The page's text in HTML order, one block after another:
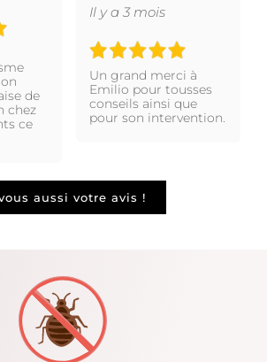
de
chez
ce
Il y a 3 mois
Un grand merci à
Emilio pour tousses
conseils ainsi que
pour son intervention.
aussi votre avis !